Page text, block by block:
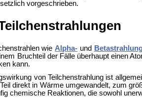
vorgeschrieben.
wie Alpha- und
Bruchteil der Fälle überhaupt einen
kann.
von Teilchenstrahlung ist
direkt in Wärme umgewandelt, zum
chemische Reaktionen, die sowohl